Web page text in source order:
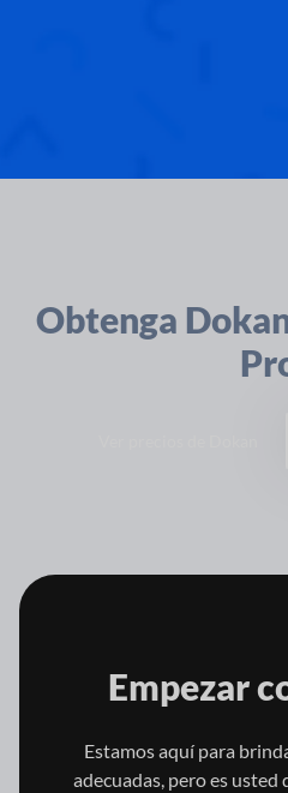
Obtenga
Empezar
Estamos aquí para
adecuadas, pero es usted